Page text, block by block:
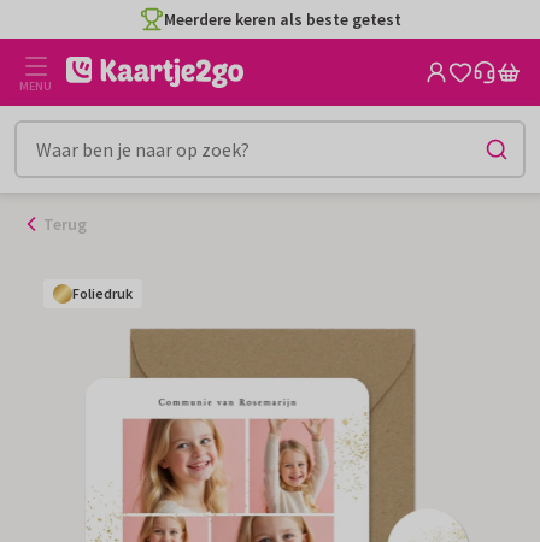
naar
inhoud
Meerdere keren als beste getest
MENU
Terug
Foliedruk
Foliedruk
Foliedruk